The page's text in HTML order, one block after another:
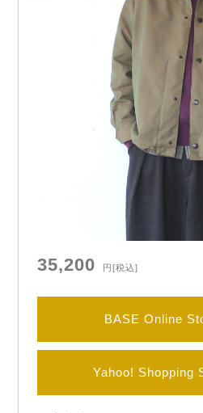
35,200 円[税込]
BASE Online
Yahoo! Shopping